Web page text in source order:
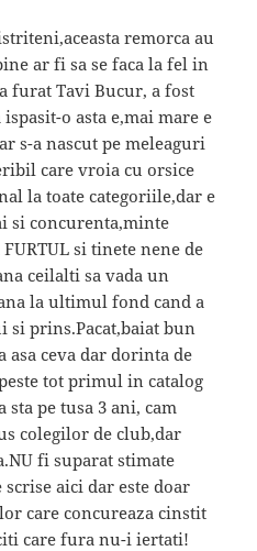
remorca au
ar fi sa se faca la fel in
furat Tavi Bucur, a fost
o asta e,mai mare e
s-a nascut pe meleaguri
care vroia cu orsice
la toate categoriile,dar e
si concurenta,minte
si tinete nene de
ceilalti sa vada un
la ultimul fond cand a
prins.Pacat,baiat bun
asa ceva dar dorinta de
tot primul in catalog
sta pe tusa 3 ani, cam
colegilor de club,dar
fi suparat stimate
aici dar este doar
care concureaza cinstit
care fura nu-i iertati!